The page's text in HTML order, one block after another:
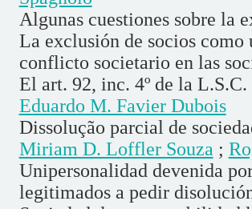
Algunas cuestiones sobre la
La exclusión de socios
conflicto societario en las
El art. 92, inc. 4º de la
Eduardo M. Favier Dubois
Dissolução parcial de
Miriam D. Loffler Souza;
Unipersonalidad devenida
legitimados a pedir